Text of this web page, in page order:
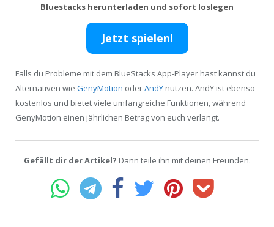
Bluestacks herunterladen und sofort loslegen
Jetzt spielen!
Falls du Probleme mit dem BlueStacks App-Player hast kannst du
Alternativen wie GenyMotion oderAndY nutzen. AndY ist ebenso
kostenlos und bietet viele umfangreiche Funktionen, während
GenyMotion einen jährlichen Betrag von euch verlangt.
Gefällt dir der Artikel? Dann teile ihn mit deinen Freunden.